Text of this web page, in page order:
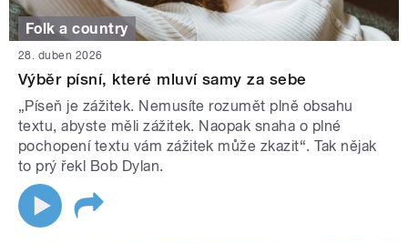
Folk a country
28. duben 2026
Výběr písní, které mluví samy za sebe
„Píseň je zážitek. Nemusíte rozumět plně obsahu
textu, abyste měli zážitek. Naopak snaha o plné
pochopení textu vám zážitek může zkazit“. Tak nějak
to prý řekl Bob Dylan.